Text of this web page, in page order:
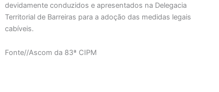
devidamente conduzidos e apresentados na Delegacia
Territorial de Barreiras para a adoção das medidas legais
cabíveis.
Fonte//Ascom da 83ª CIPM